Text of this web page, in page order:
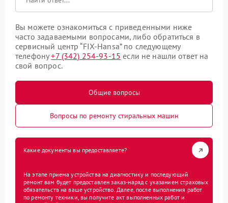
Вы можете ознакомиться с приведенными ниже
часто задаваемыми вопросами, либо обратиться в
сервисный центр “FIX-Hansa” по следующему
телефону+7 (342) 254-93-15 если не нашли ответ на
свой вопрос.
Общие вопросы
Вопросы по ремонту стиральных машин
Какие документы вы предоставляете?
На этапе приема устройства на диагностику и последующий
ремонт вам будет предоставлен заказ-наряд с указанием страховых
обязательств на ваше устройство. Далее, после выполнения работ
по ремонту техники, вы получите акт выполненных работ и